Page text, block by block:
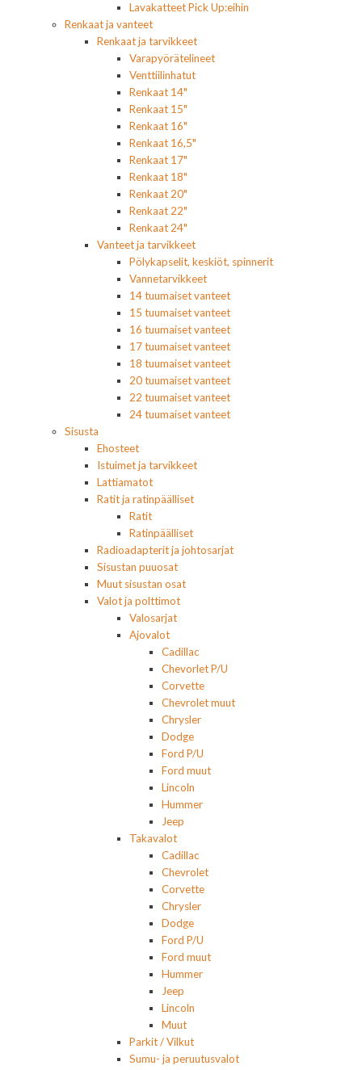
Lavakatteet Pick Up:eihin
Renkaat ja vanteet
Renkaat ja tarvikkeet
Varapyörätelineet
Venttiilinhatut
Renkaat 14"
Renkaat 15"
Renkaat 16"
Renkaat 16,5"
Renkaat 17"
Renkaat 18"
Renkaat 20"
Renkaat 22"
Renkaat 24"
Vanteet ja tarvikkeet
Pölykapselit, keskiöt, spinnerit
Vannetarvikkeet
14 tuumaiset vanteet
15 tuumaiset vanteet
16 tuumaiset vanteet
17 tuumaiset vanteet
18 tuumaiset vanteet
20 tuumaiset vanteet
22 tuumaiset vanteet
24 tuumaiset vanteet
Sisusta
Ehosteet
Istuimet ja tarvikkeet
Lattiamatot
Ratit ja ratinpäälliset
Ratit
Ratinpäälliset
Radioadapterit ja johtosarjat
Sisustan puuosat
Muut sisustan osat
Valot ja polttimot
Valosarjat
Ajovalot
Cadillac
Chevorlet P/U
Corvette
Chevrolet muut
Chrysler
Dodge
Ford P/U
Ford muut
Lincoln
Hummer
Jeep
Takavalot
Cadillac
Chevrolet
Corvette
Chrysler
Dodge
Ford P/U
Ford muut
Hummer
Jeep
Lincoln
Muut
Parkit / Vilkut
Sumu- ja peruutusvalot